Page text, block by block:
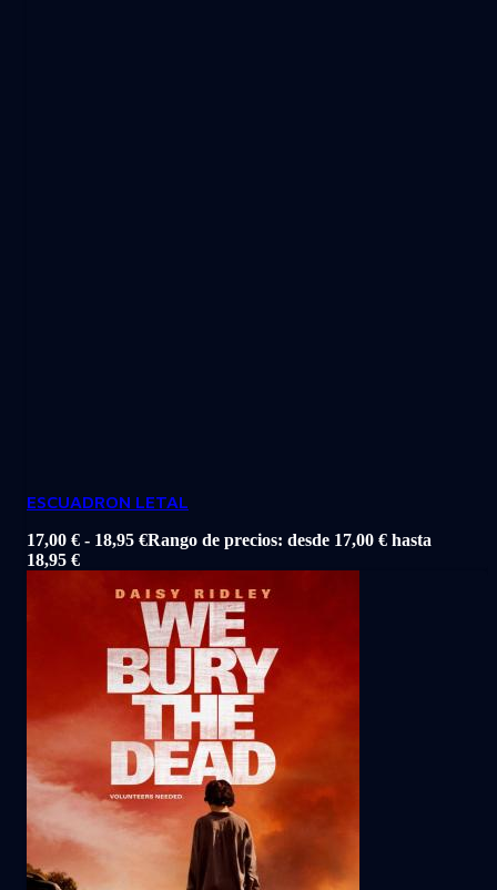
ESCUADRON LETAL
17,00 € - 18,95 €Rango de precios: desde 17,00 € hasta
18,95 €